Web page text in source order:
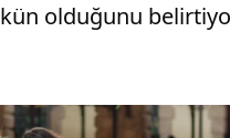
olduğunu